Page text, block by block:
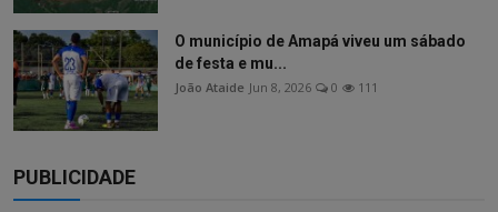
O município de Amapá viveu um sábado
de festa e mu...
João Ataide Jun 8, 2026 0 111
PUBLICIDADE